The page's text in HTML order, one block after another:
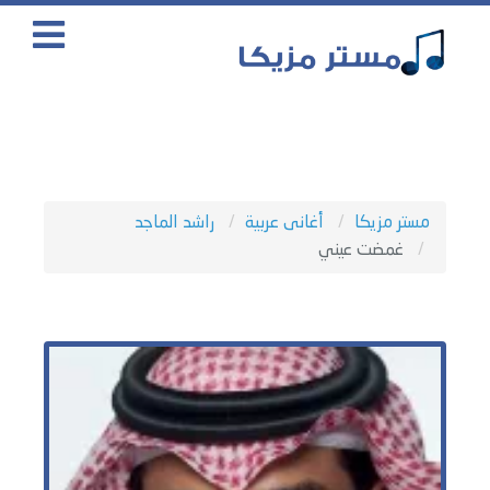
مستر مزيكا أغانى عربية
راشد الماجد
غمضت عيني